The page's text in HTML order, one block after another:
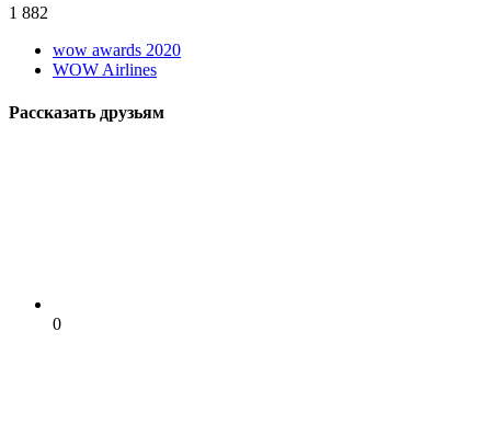
1 882
wow awards 2020
WOW Airlines
Рассказать друзьям
0